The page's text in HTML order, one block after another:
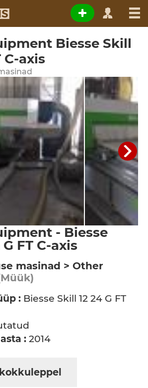
Biesse Skill
C-axis
- Biesse
FT C-axis
masinad > Other
: Biesse Skill 12 24 G FT
: 2014